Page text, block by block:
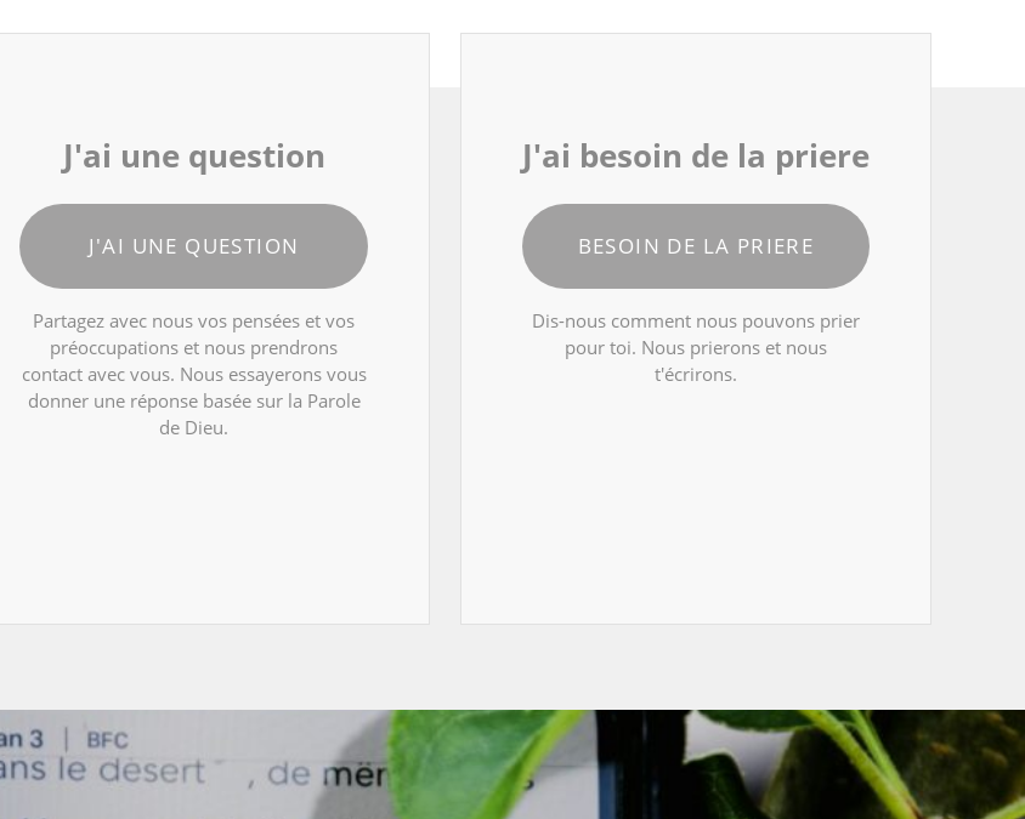
J'ai une question
J'AI UNE QUESTION
Partagez avec nous vos pensées et vos
préoccupations et nous prendrons
contact avec vous. Nous essayerons vous
donner une réponse basée sur la Parole
de Dieu.
J'ai besoin de la priere
BESOIN DE LA PRIERE
Dis-nous comment nous pouvons prier
pour toi. Nous prierons et nous
t'écrirons.